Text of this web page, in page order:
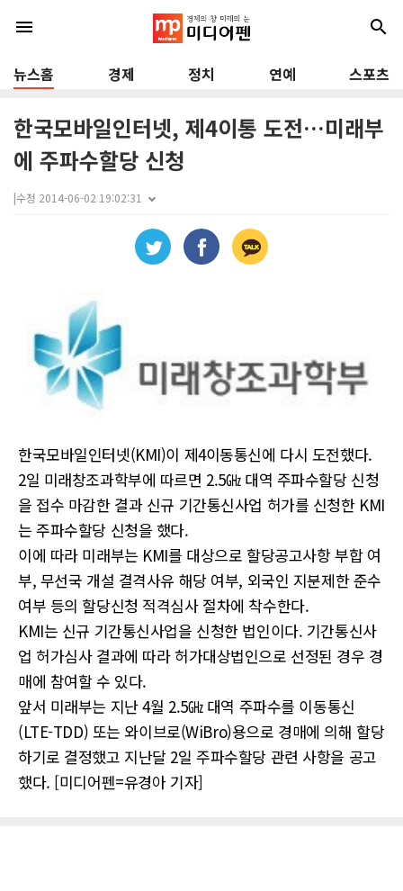
menu search
뉴스홈 경제 정치 연예 스포츠
한국모바일인터넷, 제4이통 도전…미래부
에 주파수할당 신청
|수정 2014-06-02 19:02:31
한국모바일인터넷(KMI)이 제4이동통신에 다시 도전했다.
2일 미래창조과학부에 따르면 2.5㎓ 대역 주파수할당 신청
을 접수 마감한 결과 신규 기간통신사업 허가를 신청한 KMI
는 주파수할당 신청을 했다.
이에 따라 미래부는 KMI를 대상으로 할당공고사항 부합 여
부, 무선국 개설 결격사유 해당 여부, 외국인 지분제한 준수
여부 등의 할당신청 적격심사 절차에 착수한다.
KMI는 신규 기간통신사업을 신청한 법인이다. 기간통신사
업 허가심사 결과에 따라 허가대상법인으로 선정된 경우 경
매에 참여할 수 있다.
앞서 미래부는 지난 4월 2.5㎓ 대역 주파수를 이동통신
(LTE-TDD) 또는 와이브로(WiBro)용으로 경매에 의해 할당
하기로 결정했고 지난달 2일 주파수할당 관련 사항을 공고
했다. [미디어펜=유경아 기자]